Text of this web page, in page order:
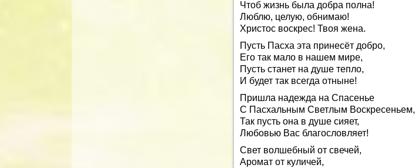
Чтоб жизнь была добра полна!
Люблю, целую, обнимаю!
Христос воскрес! Твоя жена.
Пусть Пасха эта принесёт добро,
Его так мало в нашем мире,
Пусть станет на душе тепло,
И будет так всегда отныне!
Пришла надежда на Спасенье
С Пасхальным Светлым Воскресеньем,
Так пусть она в душе сияет,
Любовью Вас благословляет!
Свет волшебный от свечей,
Аромат от куличей,